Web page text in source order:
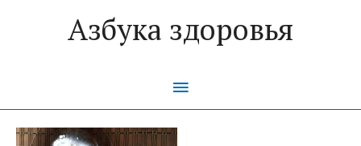
Азбука здоровья
Главное
меню